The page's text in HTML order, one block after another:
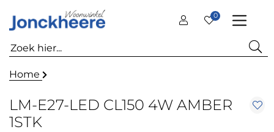
0
Home
LM-E27-LED CL150 4W AMBER
1STK